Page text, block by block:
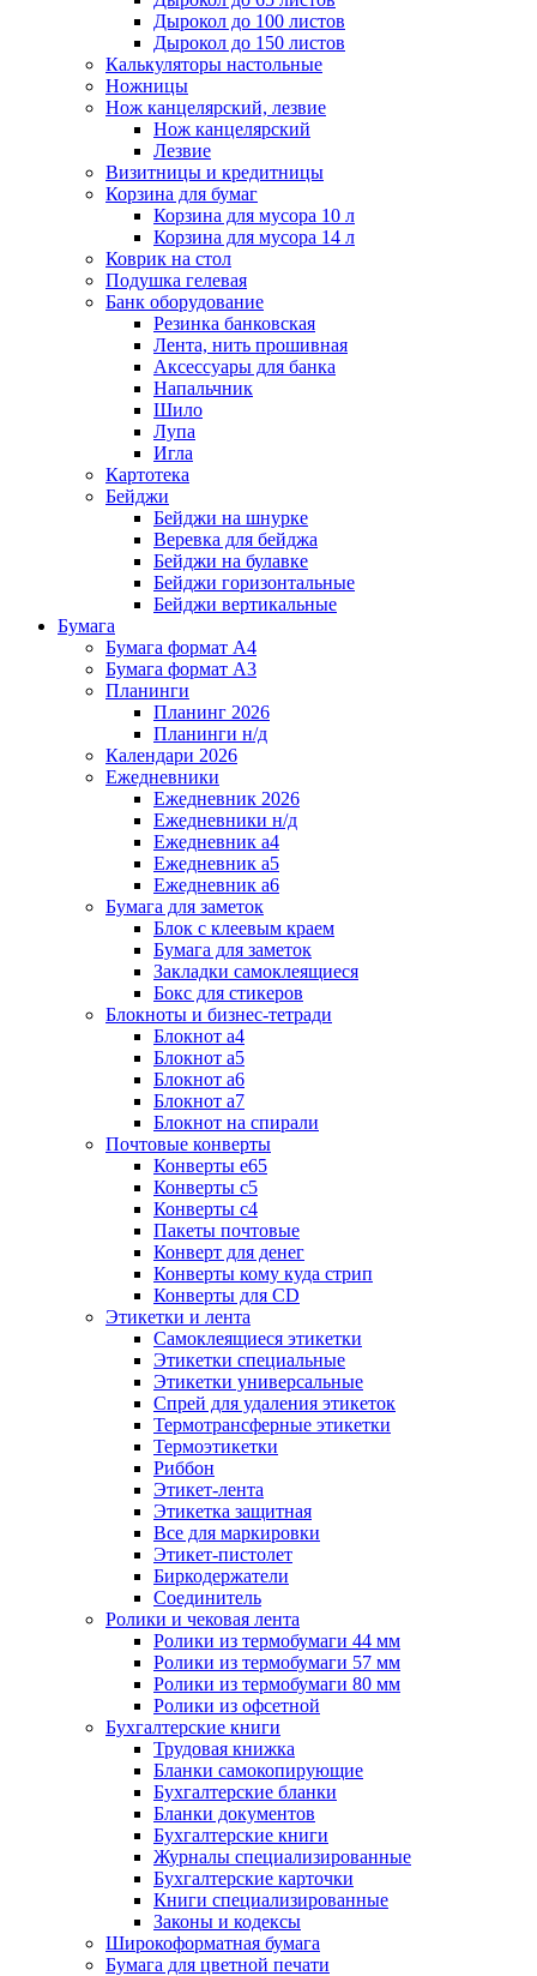
Дырокол до 100 листов
Дырокол до 150 листов
Калькуляторы настольные
Ножницы
Нож канцелярский, лезвие
Нож канцелярский
Лезвие
Визитницы и кредитницы
Корзина для бумаг
Корзина для мусора 10 л
Корзина для мусора 14 л
Коврик на стол
Подушка гелевая
Банк оборудование
Резинка банковская
Лента, нить прошивная
Аксессуары для банка
Напальчник
Шило
Лупа
Игла
Картотека
Бейджи
Бейджи на шнурке
Веревка для бейджа
Бейджи на булавке
Бейджи горизонтальные
Бейджи вертикальные
Бумага
Бумага формат А4
Бумага формат А3
Планинги
Планинг 2026
Планинги н/д
Календари 2026
Ежедневники
Ежедневник 2026
Ежедневники н/д
Ежедневник а4
Ежедневник а5
Ежедневник а6
Бумага для заметок
Блок с клеевым краем
Бумага для заметок
Закладки самоклеящиеся
Бокс для стикеров
Блокноты и бизнес-тетради
Блокнот а4
Блокнот а5
Блокнот а6
Блокнот а7
Блокнот на спирали
Почтовые конверты
Конверты е65
Конверты с5
Конверты с4
Пакеты почтовые
Конверт для денег
Конверты кому куда стрип
Конверты для CD
Этикетки и лента
Самоклеящиеся этикетки
Этикетки специальные
Этикетки универсальные
Спрей для удаления этикеток
Термотрансферные этикетки
Термоэтикетки
Риббон
Этикет-лента
Этикетка защитная
Все для маркировки
Этикет-пистолет
Биркодержатели
Соединитель
Ролики и чековая лента
Ролики из термобумаги 44 мм
Ролики из термобумаги 57 мм
Ролики из термобумаги 80 мм
Ролики из офсетной
Бухгалтерские книги
Трудовая книжка
Бланки самокопирующие
Бухгалтерские бланки
Бланки документов
Бухгалтерские книги
Журналы специализированные
Бухгалтерские карточки
Книги специализированные
Законы и кодексы
Широкоформатная бумага
Бумага для цветной печати